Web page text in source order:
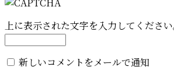
上に表示された文字を入力してください
新しいコメントをメールで通知